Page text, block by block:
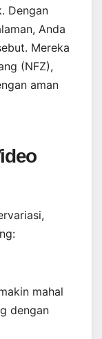
Dengan
Anda
Mereka
(NFZ),
aman
mahal
dengan